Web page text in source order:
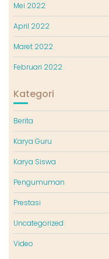
Mei 2022
April 2022
Maret 2022
Februari 2022
Kategori
Berita
Karya Guru
Karya Siswa
Pengumuman
Prestasi
Uncategorized
Video